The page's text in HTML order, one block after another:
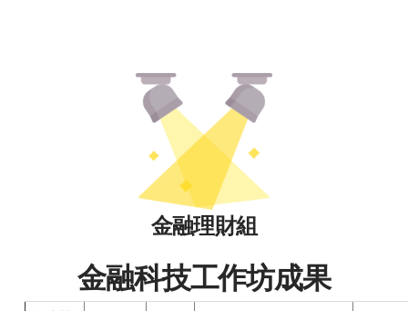
金融理財組
金融科技工作坊成果